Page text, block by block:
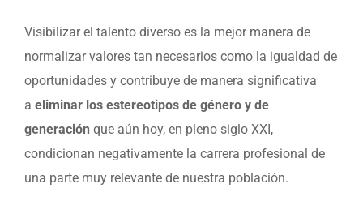
Visibilizar el talento diverso es la mejor manera de
normalizar valores tan necesarios como la igualdad de
oportunidades y contribuye de manera significativa
a eliminar los estereotipos de género y de
generación que aún hoy, en pleno siglo XXI,
condicionan negativamente la carrera profesional de
una parte muy relevante de nuestra población.